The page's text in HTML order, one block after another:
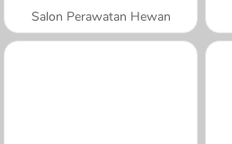
Salon Perawatan Hewan